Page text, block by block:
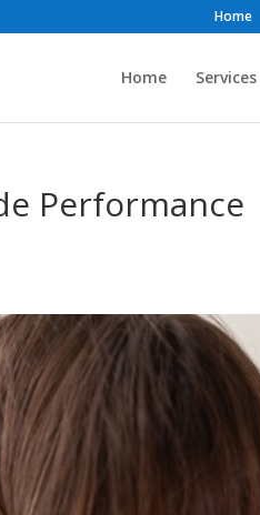
Home
Home Services
Performance